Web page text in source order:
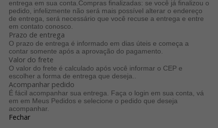
entrega em sua conta.Compras finalizadas: se você já finalizou o
pedido, infelizmente não será mais possível alterar o endereço
de entrega, será necessário que você recuse a entrega e entre
em contato conosco.
Prazo de entrega
O prazo de entrega é informado em dias úteis e começa a
contar somente após a aprovação do pagamento.
Valor do frete
O valor do frete é calculado após você informar o CEP e
escolher a forma de entrega que deseja..
Acompanhar pedido
É fácil acompanhar sua entrega. Faça o login em sua conta, v
em em Meus Pedidos e selecione o pedido que deseja
acompanhar.
Fechar